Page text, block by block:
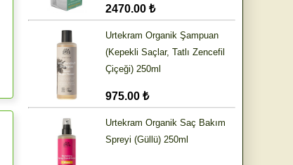
2470.00 ₺
Urtekram Organik Şampuan
(Kepekli Saçlar, Tatlı Zencefil
Çiçeği) 250ml
975.00 ₺
Urtekram Organik Saç Bakım
Spreyi (Güllü) 250ml